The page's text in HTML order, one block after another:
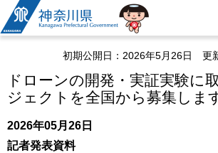
神奈川県
初期公開日：2026年5月26日 更
ドローンの開発・実証実験に
ジェクトを全国から募集しま
2026年05月26日
記者発表資料